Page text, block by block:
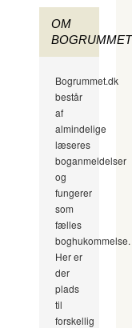
OM
BOGRUMMET
Bogrummet.dk
består
af
almindelige
læseres
boganmeldelser
og
fungerer
som
fælles
boghukommelse.
Her er
der
plads
til
forskellig